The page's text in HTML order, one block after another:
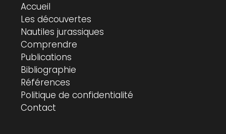
Accueil
Les découvertes
Nautiles jurassiques
Comprendre
Publications
Bibliographie
Références
Politique de confidentialité
Contact